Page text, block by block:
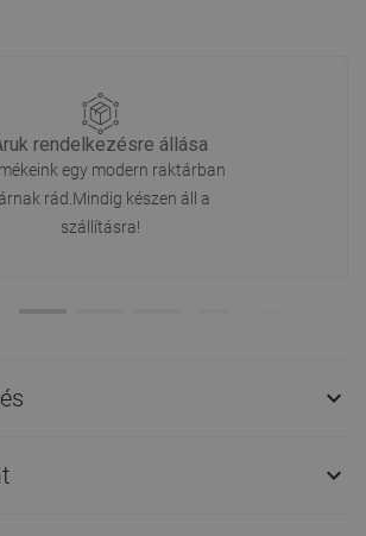
rendelkezésre állása
egy modern raktárban
rád.Mindig készen áll a
szállításra!

